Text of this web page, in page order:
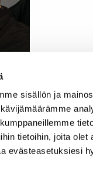
sisällön ja
tietoihin, joita
evästeasetuksiesi